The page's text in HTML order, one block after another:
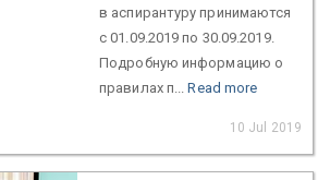
в аспирантуру принимаются
с 01.09.2019 по 30.09.2019.
Подробную информацию о
правилах п...Read more
10 Jul 2019